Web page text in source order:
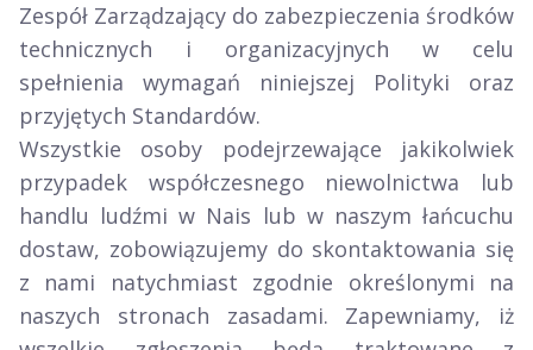
Zespół Zarządzający do zabezpieczenia środków
technicznych i organizacyjnych w celu
spełnienia wymagań niniejszej Polityki oraz
przyjętych Standardów.
Wszystkie osoby podejrzewające jakikolwiek
przypadek współczesnego niewolnictwa lub
handlu ludźmi w Nais lub w naszym łańcuchu
dostaw, zobowiązujemy do skontaktowania się
z nami natychmiast zgodnie określonymi na
naszych stronach zasadami. Zapewniamy, iż